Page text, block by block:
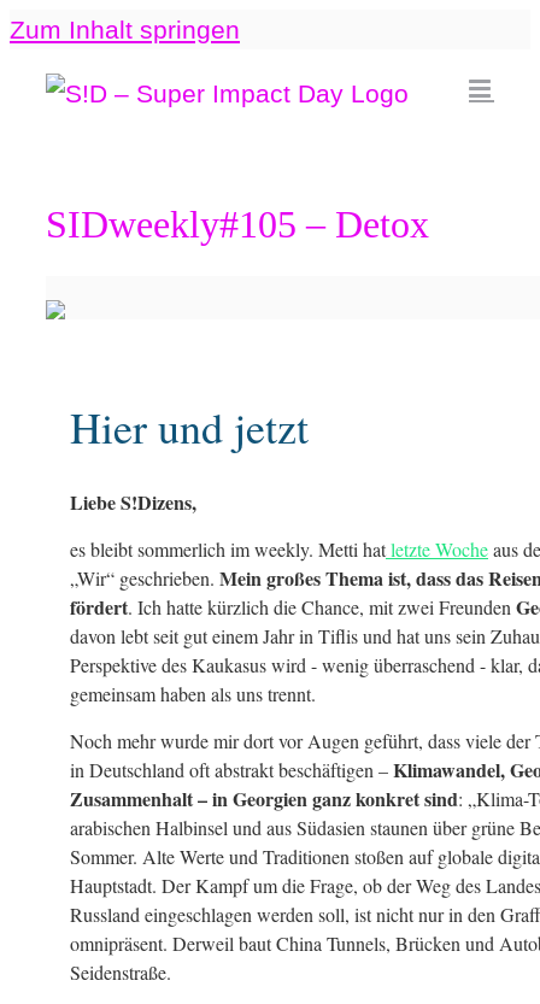
Zum Inhalt springen
SIDweekly#105 – Detox
Hier und jetzt
Liebe S!Dizens,
es bleibt sommerlich im weekly. Metti hatletzte Wocheaus
„Wir“ geschrieben. Mein großes Thema ist, dass das
fördert. Ich hatte kürzlich die Chance, mit zwei Freunden
davon lebt seit gut einem Jahr in Tiflis und hat uns sein
Perspektive des Kaukasus wird - wenig überraschend - klar,
gemeinsam haben als uns trennt.
Noch mehr wurde mir dort vor Augen geführt, dass viele der
in Deutschland oft abstrakt beschäftigen –Klimawandel,
Zusammenhalt – in Georgien ganz konkret sind: „Klima-
arabischen Halbinsel und aus Südasien staunen über grüne
Sommer. Alte Werte und Traditionen stoßen auf globale
Hauptstadt. Der Kampf um die Frage, ob der Weg des
Russland eingeschlagen werden soll, ist nicht nur in den
omnipräsent. Derweil baut China Tunnels, Brücken und
Seidenstraße.